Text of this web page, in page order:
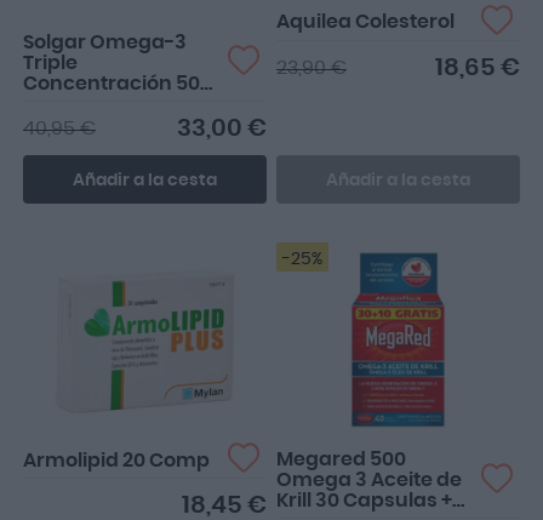
Solgar Omega-3
Triple
Concentración 50
33,00 €
40,95 €
Añadir a la cesta
Aquilea Colesterol
18,65 €
23,90 €
Añadir a la cesta
Armolipid 20 Comp
18,45 €
-25%
Megared 500
Omega 3 Aceite de
Krill 30 Capsulas +